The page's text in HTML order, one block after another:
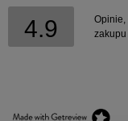
4.9
Opinie,
zakupu